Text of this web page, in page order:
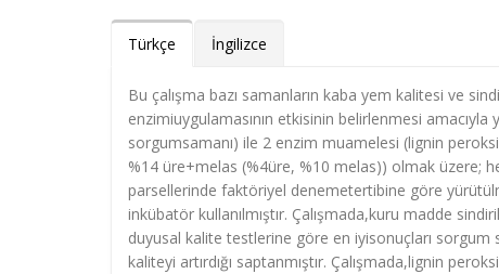
Türkçe İngilizce
Bu çalışma bazı samanların kaba yem kalitesi ve
enzimiuygulamasının etkisinin belirlenmesi
sorgumsamanı) ile 2 enzim muamelesi (lignin
%14 üre+melas (%4üre, %10 melas)) olmak üzere;
parsellerinde faktöriyel denemetertibine göre
inkübatör kullanılmıştır. Çalışmada,kuru madde
duyusal kalite testlerine göre en iyisonuçları sorgum
kaliteyi artırdığı saptanmıştır. Çalışmada,lignin